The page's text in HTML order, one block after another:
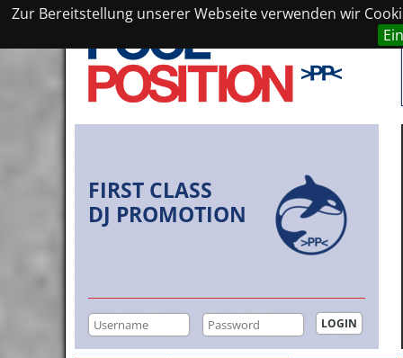
Zur Bereitstellung unserer Webseite verwenden wir
FIRST CLASS
DJ PROMOTION